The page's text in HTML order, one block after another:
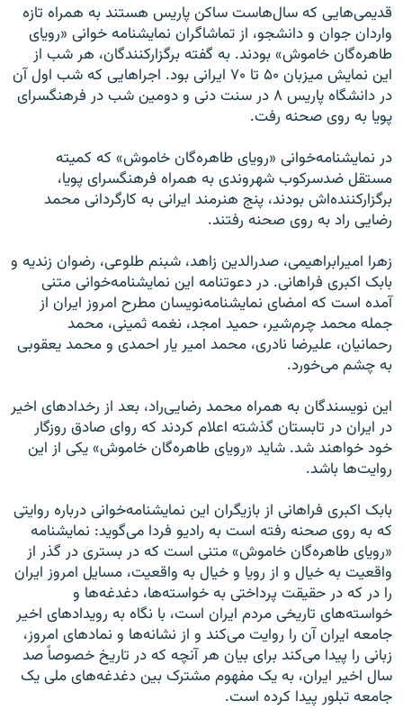
قدیمی‌هایی که سال‌هاست ساکن پاریس هستند به همراه تازه
واردان جوان و دانشجو، از تماشاگران نمایشنامه خوانی «رویای
طاهره‌گان خاموش» بودند. به گفته برگزارکنندگان، هر شب از
این نمایش میزبان ۵۰ تا ۷۰ ایرانی بود. اجراهایی که شب اول آن
در دانشگاه پاریس ۸ در سنت دنی و دومین شب در فرهنگسرای
پویا به روی صحنه رفت.
در نمایشنامه‌خوانی «رویای طاهره‌گان خاموش» که کمیته
مستقل ضدسرکوب شهروندی به همراه فرهنگسرای پویا،
برگزارکننده‌اش بودند، پنج هنرمند ایرانی به کارگردانی محمد
رضایی راد به روی صحنه رفتند.
زهرا امیرابراهیمی، صدرالدین زاهد، شبنم طلوعی، رضوان زندیه و
بابک اکبری فراهانی. در دعوتنامه این نمایشنامه‌خوانی متنی
آمده است که امضای نمایشنامه‌نویسان مطرح امروز ایران از
جمله محمد چرم‌شیر، حمید امجد، نغمه ثمینی، محمد
رحمانیان، علیرضا نادری، محمد امیر یار احمدی و محمد یعقوبی
به چشم می‌خورد.
این نویسندگان به همراه محمد رضایی‌راد، بعد از رخدادهای اخیر
در ایران در تابستان گذشته اعلام کردند که روای صادق روزگار
خود خواهند شد. شاید «رویای طاهره‌گان خاموش» یکی از این
روایت‌ها باشد.
بابک اکبری فراهانی از بازیگران این نمایشنامه‌خوانی درباره روایتی
که به روی صحنه رفته است به رادیو فردا می‌گوید: نمایشنامه
«رویای طاهره‌گان خاموش» متنی است که در بستری در گذر از
واقعیت به خیال و از رویا و خیال به واقعیت، مسایل امروز ایران
را در که در حقیقت پرداختی به خواسته‌ها، دغدغه‌ها و
خواسته‌های تاریخی مردم ایران است، با نگاه به رویدادهای اخیر
جامعه ایران آن را روایت می‌کند و از نشانه‌ها و نمادهای امروز،
زبانی را پیدا می‌کند برای بیان هر آنچه که در تاریخ خصوصاً صد
سال اخیر ایران، به یک مفهوم مشترک بین دغدغه‌های ملی یک
جامعه تبلور پیدا کرده است.